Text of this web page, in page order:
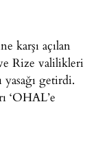
karşı açılan
Rize valilikleri
yasağı getirdi.
‘OHAL’e